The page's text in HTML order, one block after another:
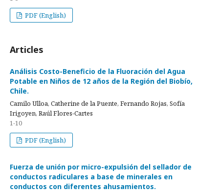
PDF (English)
Articles
Análisis Costo-Beneficio de la Fluoración del Agua
Potable en Niños de 12 años de la Región del Biobío,
Chile.
Camilo Ulloa, Catherine de la Puente, Fernando Rojas, Sofía
Irigoyen, Raúl Flores-Cartes
1-10
PDF (English)
Fuerza de unión por micro-expulsión del sellador de
conductos radiculares a base de minerales en
conductos con diferentes ahusamientos.